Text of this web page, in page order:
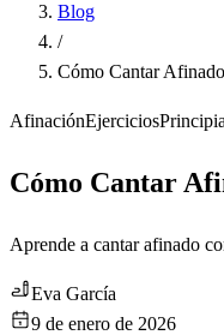
Blog
/
Cómo Cantar
AfinaciónEjercicios
Cómo Cantar
Aprende a cantar afinado
Eva García
9 de enero de 2026